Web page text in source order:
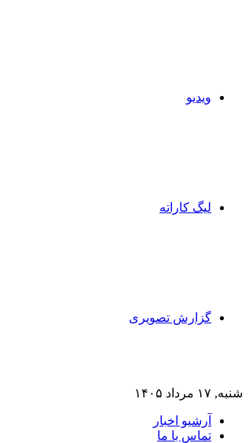
ویدیو
لیگ کاراته
گزارش تصویری
شنبه, ۱۷ مرداد ۱۴۰۵
آرشیو اخبار
تماس‌ با‌ ما